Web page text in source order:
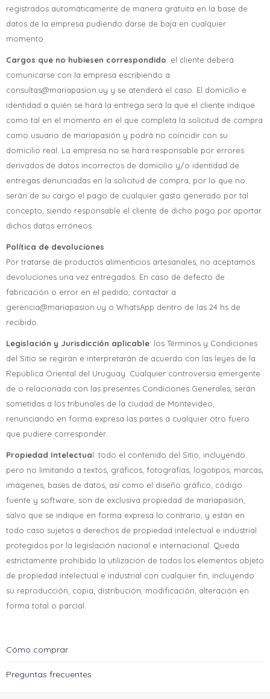
registrados automáticamente de manera gratuita en la base de
datos de la empresa pudiendo darse de baja en cualquier
momento.
Cargos que no hubiesen correspondido: el cliente deberá
comunicarse con la empresa escribiendo a
consultas@mariapasion.uy y se atenderá el caso. El domicilio e
identidad a quién se hará la entrega será la que el cliente indique
como tal en el momento en el que completa la solicitud de compra
como usuario de mariapasión y podrá no coincidir con su
domicilio real. La empresa no se hará responsable por errores
derivados de datos incorrectos de domicilio y/o identidad de
entregas denunciadas en la solicitud de compra, por lo que no
serán de su cargo el pago de cualquier gasto generado por tal
concepto, siendo responsable el cliente de dicho pago por aportar
dichos datos erróneos.
Política de devoluciones
Por tratarse de productos alimenticios artesanales, no aceptamos
devoluciones una vez entregados. En caso de defecto de
fabricación o error en el pedido, contactar a
gerencia@mariapasion.uy o WhatsApp dentro de las 24 hs de
recibido.
Legislación y Jurisdicción aplicable: los Términos y Condiciones
del Sitio se regirán e interpretarán de acuerdo con las leyes de la
República Oriental del Uruguay. Cualquier controversia emergente
de o relacionada con las presentes Condiciones Generales, serán
sometidas a los tribunales de la ciudad de Montevideo,
renunciando en forma expresa las partes a cualquier otro fuero
que pudiere corresponder.
Propiedad Intelectual: todo el contenido del Sitio, incluyendo
pero no limitando a textos, gráficos, fotografías, logotipos, marcas,
imágenes, bases de datos, así como el diseño gráfico, código
fuente y software, son de exclusiva propiedad de mariapasión,
salvo que se indique en forma expresa lo contrario, y están en
todo caso sujetos a derechos de propiedad intelectual e industrial
protegidos por la legislación nacional e internacional. Queda
estrictamente prohibido la utilización de todos los elementos objeto
de propiedad intelectual e industrial con cualquier fin, incluyendo
su reproducción, copia, distribución, modificación, alteración en
forma total o parcial.
Cómo comprar
Preguntas frecuentes